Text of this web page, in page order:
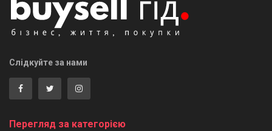
Слідкуйте за нами
Перегляд за категорією